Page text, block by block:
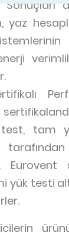
yaz
tam
yük testi